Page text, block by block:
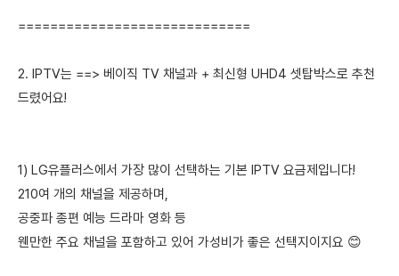
=============================
2. IPTV는 ==> 베이직 TV 채널과 + 최신형 UHD4 셋탑박스로 추천
드렸어요!
1) LG유플러스에서 가장 많이 선택하는 기본 IPTV 요금제입니다!
210여 개의 채널을 제공하며,
공중파 종편 예능 드라마 영화 등
웬만한 주요 채널을 포함하고 있어 가성비가 좋은 선택지이지요 😊